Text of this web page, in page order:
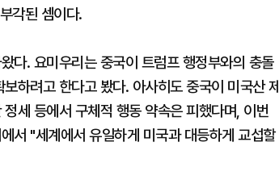
각된 셈이다.
다. 요미우리는 중국이 트럼프 행정부와의 충돌
하려고 한다고 봤다. 아사히도 중국이 미국산 제
세 등에서 구체적 행동 약속은 피했다며, 이번
서 "세계에서 유일하게 미국과 대등하게 교섭할